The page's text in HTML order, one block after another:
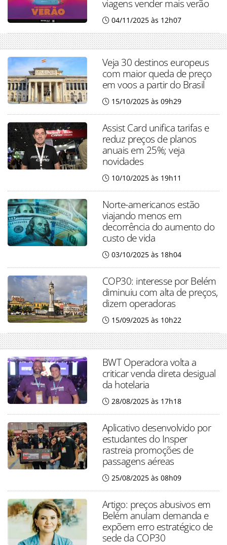
viagens vender mais verão
04/11/2025 às 12h07
Veja 30 destinos europeus
com maior queda de preço
em voos a partir do Brasil
15/10/2025 às 09h29
Assist Card unifica tarifas e
reduz preços de planos
anuais em 25%; veja
novidades
10/10/2025 às 19h11
Norte-americanos estão
viajando menos em
decorrência do aumento do
custo de vida
03/10/2025 às 18h04
COP30: interesse por Belém
diminuiu com alta de preços,
dizem operadoras
15/09/2025 às 10h22
BWT Operadora volta a
criticar venda direta desigual
da hotelaria
28/08/2025 às 17h18
Aplicativo desenvolvido por
estudantes do Insper
rastreia promoções de
passagens aéreas
25/08/2025 às 08h09
Artigo: preços abusivos em
Belém anulam demanda e
expõem erro estratégico de
sede da COP30